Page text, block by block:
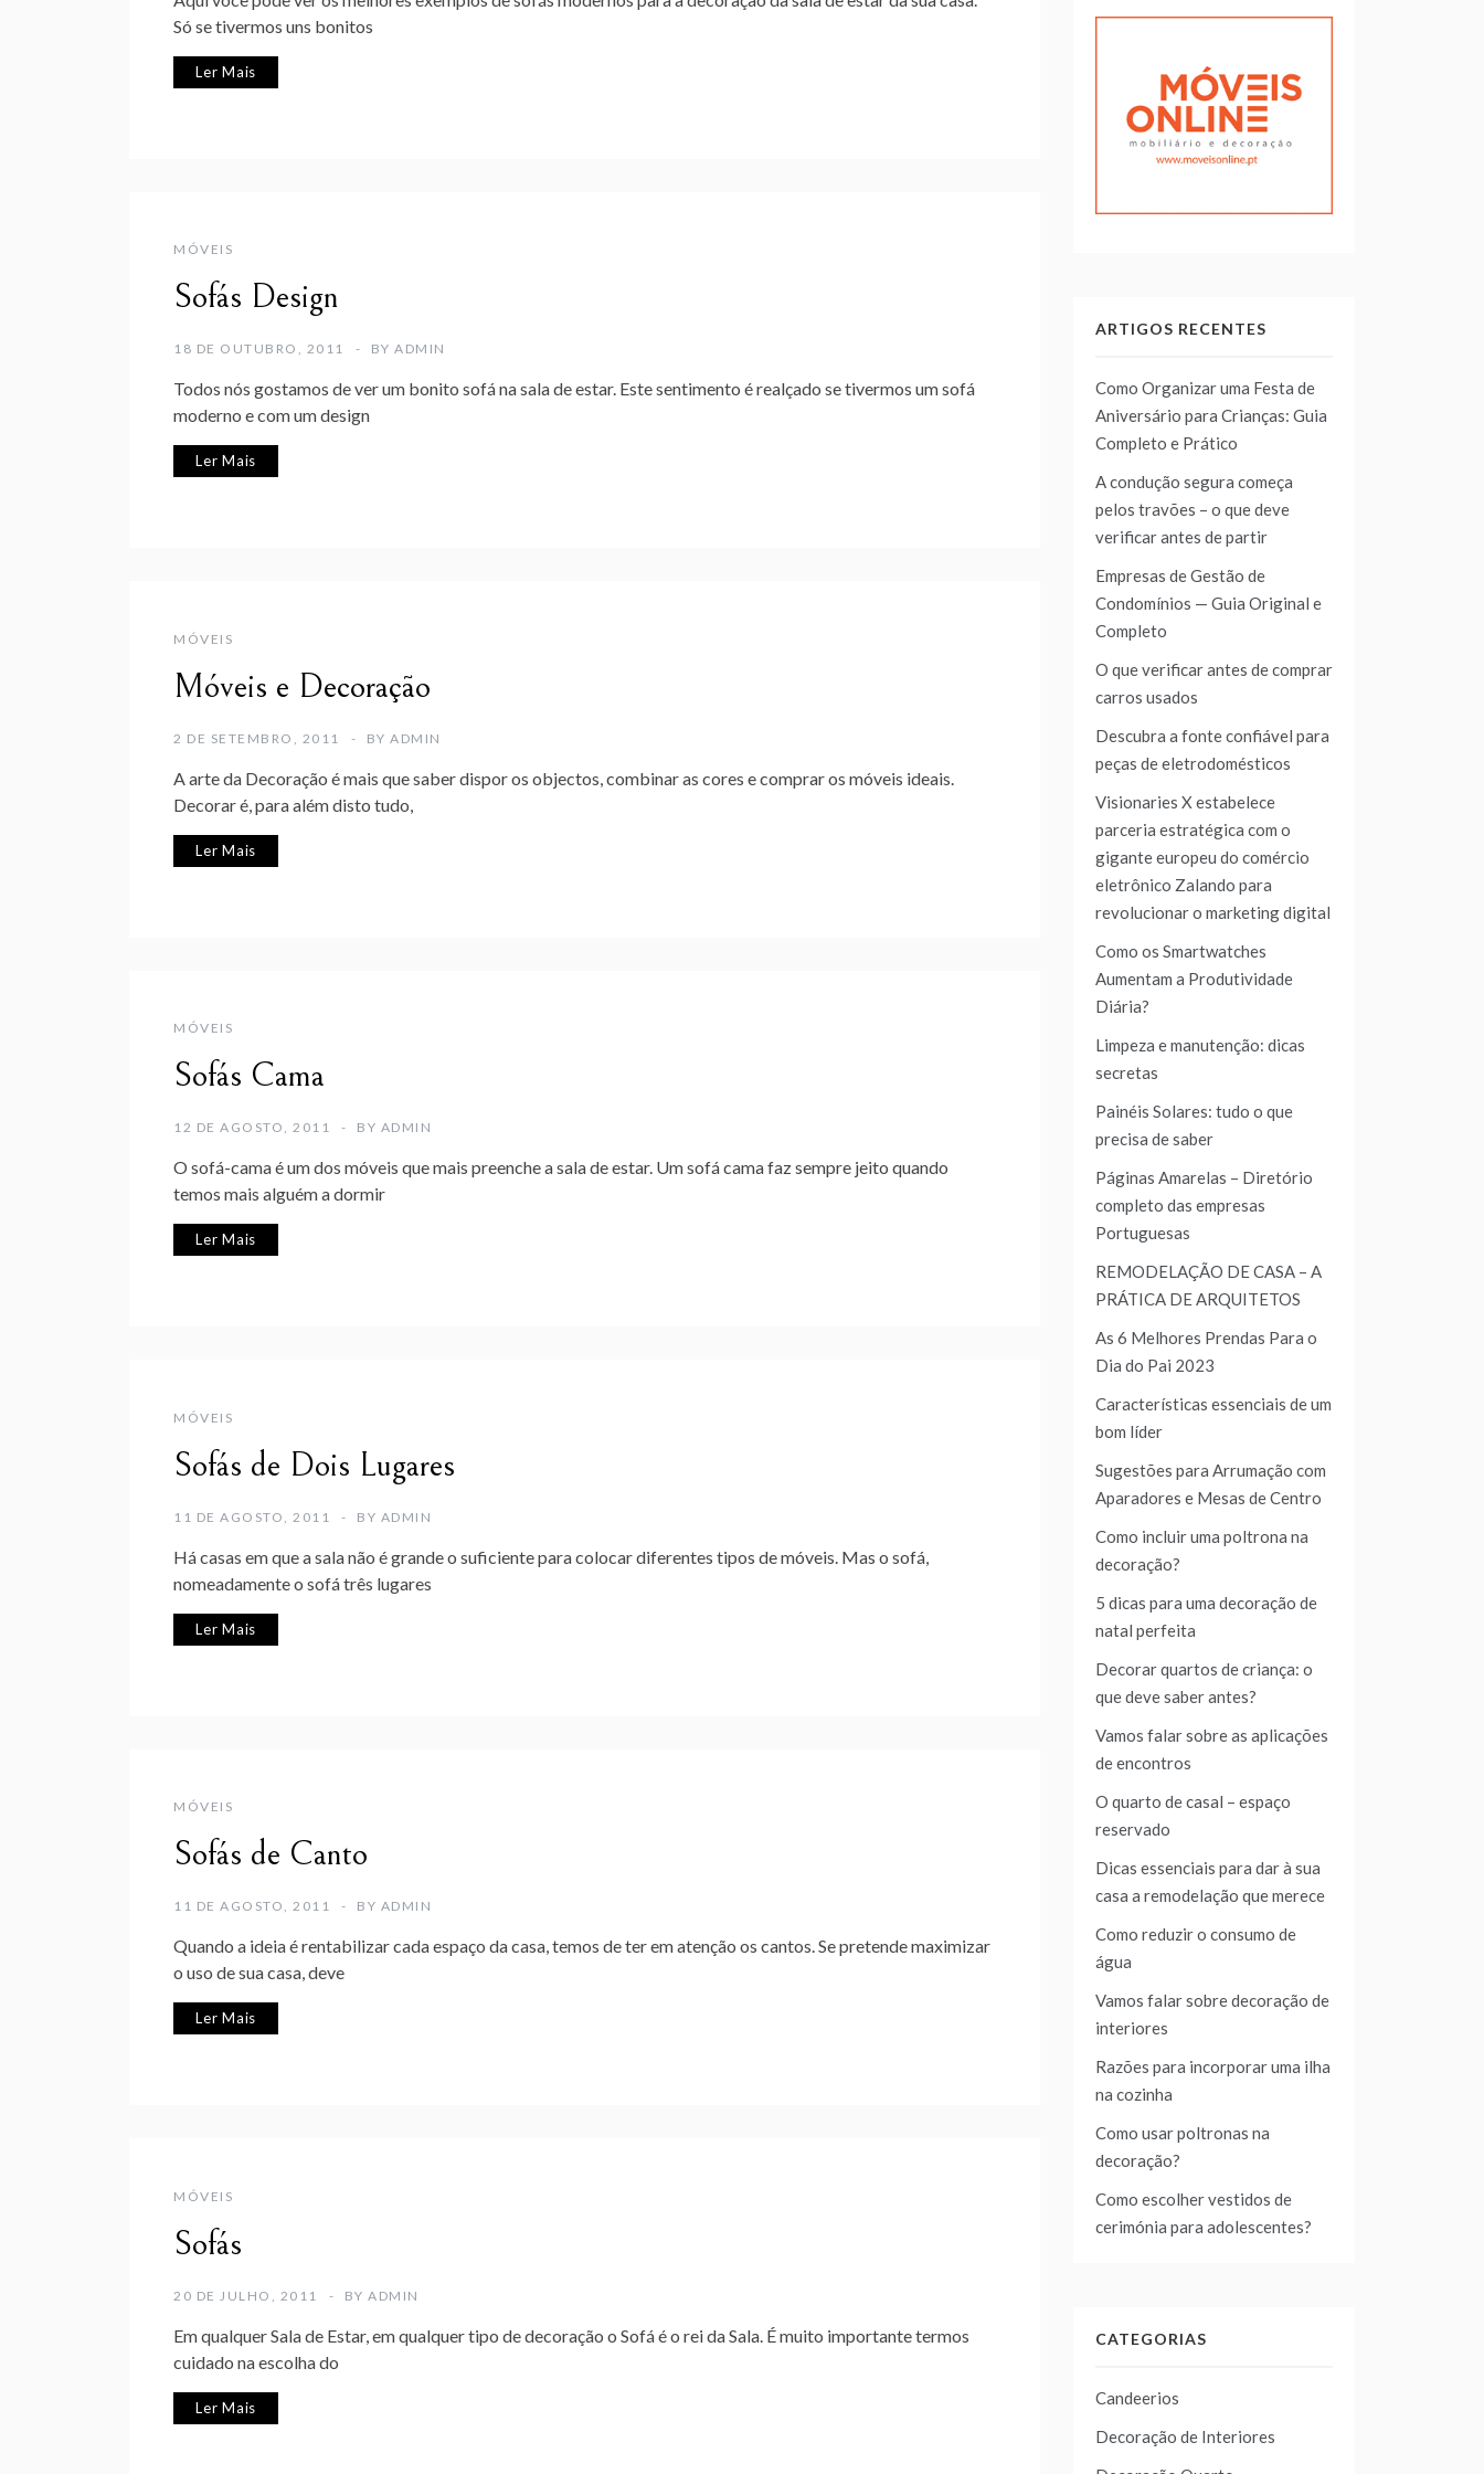
Só se tivermos uns bonitos
Ler Mais
MÓVEIS
Sofás Design
18 DE OUTUBRO, 2011 BY ADMIN
Todos nós gostamos de ver um bonito sofá na sala de estar. Este sentimento é realçado se tivermos um sofá
moderno e com um design
Ler Mais
MÓVEIS
Móveis e Decoração
2 DE SETEMBRO, 2011 BY ADMIN
A arte da Decoração é mais que saber dispor os objectos, combinar as cores e comprar os móveis ideais.
Decorar é, para além disto tudo,
Ler Mais
MÓVEIS
Sofás Cama
12 DE AGOSTO, 2011 BY ADMIN
O sofá-cama é um dos móveis que mais preenche a sala de estar. Um sofá cama faz sempre jeito quando
temos mais alguém a dormir
Ler Mais
MÓVEIS
Sofás de Dois Lugares
11 DE AGOSTO, 2011 BY ADMIN
Há casas em que a sala não é grande o suficiente para colocar diferentes tipos de móveis. Mas o sofá,
nomeadamente o sofá três lugares
Ler Mais
MÓVEIS
Sofás de Canto
11 DE AGOSTO, 2011 BY ADMIN
Quando a ideia é rentabilizar cada espaço da casa, temos de ter em atenção os cantos. Se pretende maximizar
o uso de sua casa, deve
Ler Mais
MÓVEIS
Sofás
20 DE JULHO, 2011 BY ADMIN
Em qualquer Sala de Estar, em qualquer tipo de decoração o Sofá é o rei da Sala. É muito importante termos
cuidado na escolha do
Ler Mais
ARTIGOS RECENTES
Como Organizar uma Festa de
Aniversário para Crianças: Guia
Completo e Prático
A condução segura começa
pelos travões – o que deve
verificar antes de partir
Empresas de Gestão de
Condomínios — Guia Original e
Completo
O que verificar antes de comprar
carros usados
Descubra a fonte confiável para
peças de eletrodomésticos
Visionaries X estabelece
parceria estratégica com o
gigante europeu do comércio
eletrônico Zalando para
revolucionar o marketing digital
Como os Smartwatches
Aumentam a Produtividade
Diária?
Limpeza e manutenção: dicas
secretas
Painéis Solares: tudo o que
precisa de saber
Páginas Amarelas – Diretório
completo das empresas
Portuguesas
REMODELAÇÃO DE CASA – A
PRÁTICA DE ARQUITETOS
As 6 Melhores Prendas Para o
Dia do Pai 2023
Características essenciais de um
bom líder
Sugestões para Arrumação com
Aparadores e Mesas de Centro
Como incluir uma poltrona na
decoração?
5 dicas para uma decoração de
natal perfeita
Decorar quartos de criança: o
que deve saber antes?
Vamos falar sobre as aplicações
de encontros
O quarto de casal – espaço
reservado
Dicas essenciais para dar à sua
casa a remodelação que merece
Como reduzir o consumo de
água
Vamos falar sobre decoração de
interiores
Razões para incorporar uma ilha
na cozinha
Como usar poltronas na
decoração?
Como escolher vestidos de
cerimónia para adolescentes?
CATEGORIAS
Candeerios
Decoração de Interiores